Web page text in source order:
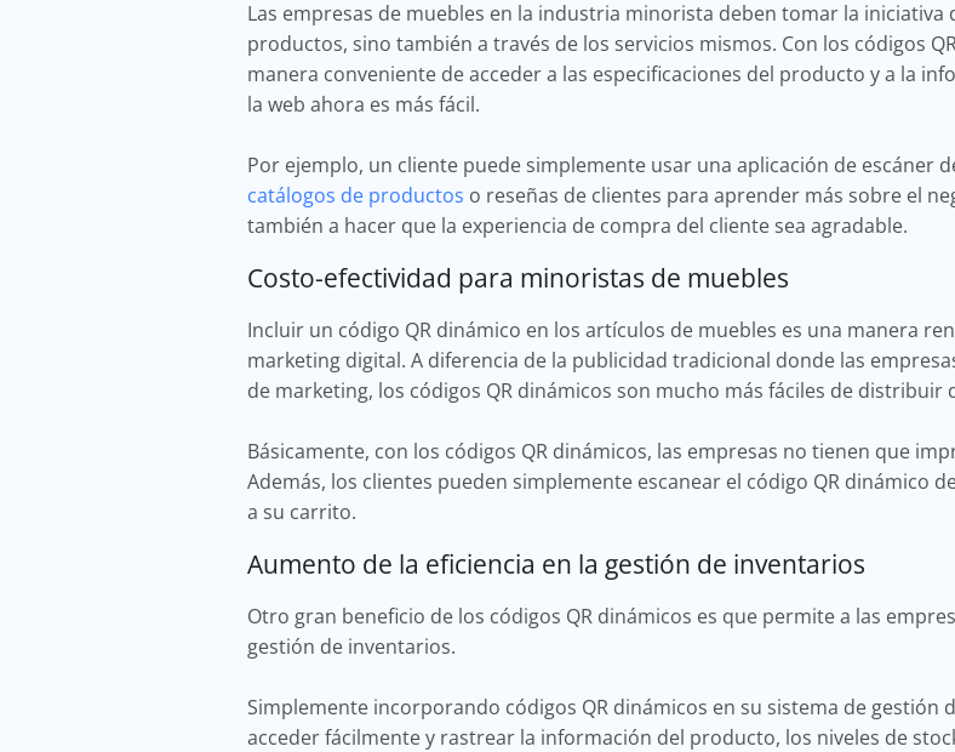
Las empresas de muebles en la industria minorista deben tomar la
productos, sino también a través de los servicios mismos. Con los códigos
manera conveniente de acceder a las especificaciones del producto y a la
la web ahora es más fácil.
Por ejemplo, un cliente puede simplemente usar una aplicación de escáner
catálogos de productos o reseñas de clientes para aprender más sobre el
también a hacer que la experiencia de compra del cliente sea agradable.
Costo-efectividad para minoristas de muebles
Incluir un código QR dinámico en los artículos de muebles es una manera
marketing digital. A diferencia de la publicidad tradicional donde las
de marketing, los códigos QR dinámicos son mucho más fáciles de distribuir
Básicamente, con los códigos QR dinámicos, las empresas no tienen que
Además, los clientes pueden simplemente escanear el código QR dinámico
a su carrito.
Aumento de la eficiencia en la gestión de inventarios
Otro gran beneficio de los códigos QR dinámicos es que permite a las
gestión de inventarios.
Simplemente incorporando códigos QR dinámicos en su sistema de gestión
acceder fácilmente y rastrear la información del producto, los niveles de